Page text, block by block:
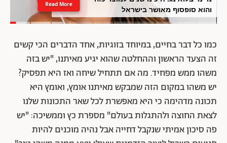
והוא סופסוף מאושר בישראל
Read More
כמו כל דבר בחיים, במיוחד בזוגיות, אחד הדברים הכי קשים
זה הצעד הראשון וההחלטה שהוא יגיע מאיתנו, "יש בזה
משהו ממש מפחיד. מה אם תתחיל שיחה ואז היא תפסיק?
יש משהו במקום הזה שמבקש מאיתנו אומץ, ואומץ היא
תכונה מדהימה כי היא מאפשרת לכל שאר התכונות שלנו
לצאת החוצה ולהתגלות בעולם" מספרת כץ וממשיכה: "יש
פה סיכון אמיתי שנקבל דחייה אבל נהיה מוכנים להיות